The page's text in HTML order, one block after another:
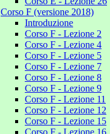
Corso F (versione 2018)
Introduzione
Corso F - Lezione 2
Corso F - Lezione 4
Corso F - Lezione 5
Corso F - Lezione 7
Corso F - Lezione 8
Corso F - Lezione 9
Corso F - Lezione 11
Corso F - Lezione 12
Corso F - Lezione 15
Corso F - Lezione 16